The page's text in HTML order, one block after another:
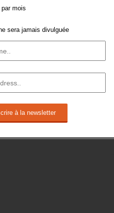
mois
sera jamais divulguée